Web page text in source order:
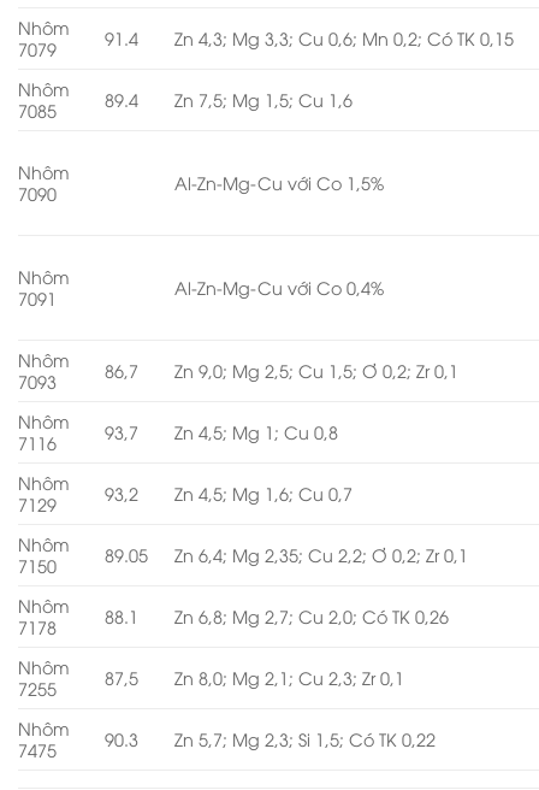
Nhôm
7079
91.4 Zn 4,3; Mg 3,3; Cu 0,6; Mn 0,2; Có TK 0,15
Nhôm
7085
89.4 Zn 7,5; Mg 1,5; Cu 1,6
Nhôm
7090
Al-Zn-Mg-Cu với Co 1,5%
Nhôm
7091
Al-Zn-Mg-Cu với Co 0,4%
Nhôm
7093
86,7 Zn 9,0; Mg 2,5; Cu 1,5; Ơ 0,2; Zr 0,1
Nhôm
7116
93,7 Zn 4,5; Mg 1; Cu 0,8
Nhôm
7129
93,2 Zn 4,5; Mg 1,6; Cu 0,7
Nhôm
7150
89.05 Zn 6,4; Mg 2,35; Cu 2,2; Ơ 0,2; Zr 0,1
Nhôm
7178
88.1 Zn 6,8; Mg 2,7; Cu 2,0; Có TK 0,26
Nhôm
7255
87,5 Zn 8,0; Mg 2,1; Cu 2,3; Zr 0,1
Nhôm
7475
90.3 Zn 5,7; Mg 2,3; Si 1,5; Có TK 0,22